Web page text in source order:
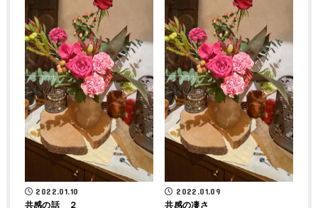
2022.01.10
共感の話 ２
2022.01.09
共感の凄さ